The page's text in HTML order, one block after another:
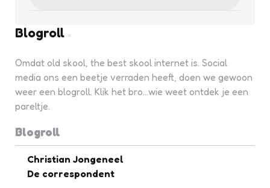
Blogroll
Omdat old skool, the best skool internet is. Social
media ons een beetje verraden heeft, doen we gewoon
weer een blogroll. Klik het bro...wie weet ontdek je een
pareltje.
Blogroll
Christian Jongeneel
De correspondent